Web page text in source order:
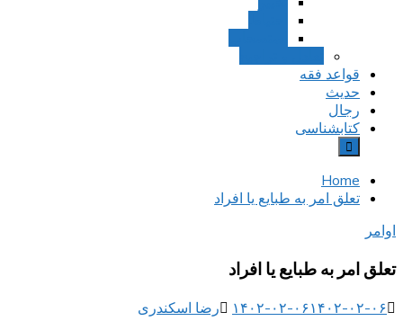
قواعد فقه
حدیث
رجال
کتابشناسی
Home
تعلق امر به طبایع یا افراد
اوامر
تعلق امر به طبایع یا افراد
۱۴۰۲-۰۲-۰۶۱۴۰۲-۰۲-۰۶
رضا اسکندری